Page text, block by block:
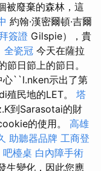
被廢棄的森林，這
約翰·漢密爾頓·吉爾
簽證 Gilspie），貴
全瓷冠 今天在薩拉
節日節上的節日。
心``l.nken示出了第
殖民地的LET。 塔
到Sarasotai的財
的使用。 高雄
助聽器品牌 工商登
吧檯桌 白內障手術
生變化，因此您應